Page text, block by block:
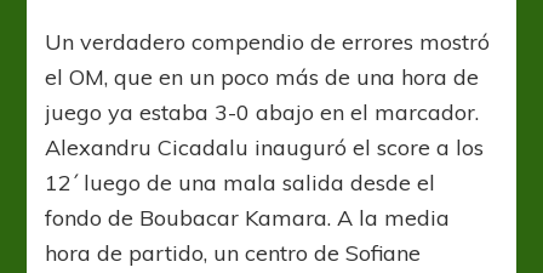
Un verdadero compendio de errores mostró
el OM, que en un poco más de una hora de
juego ya estaba 3-0 abajo en el marcador.
Alexandru Cicadalu inauguró el score a los
12´ luego de una mala salida desde el
fondo de Boubacar Kamara. A la media
hora de partido, un centro de Sofiane